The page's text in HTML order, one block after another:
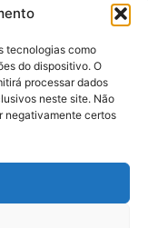
tecnologias como
do dispositivo. O
processar dados
neste site. Não
negativamente certos
(Whatsapp)
Carlos
- AL - CEP:
Todos os